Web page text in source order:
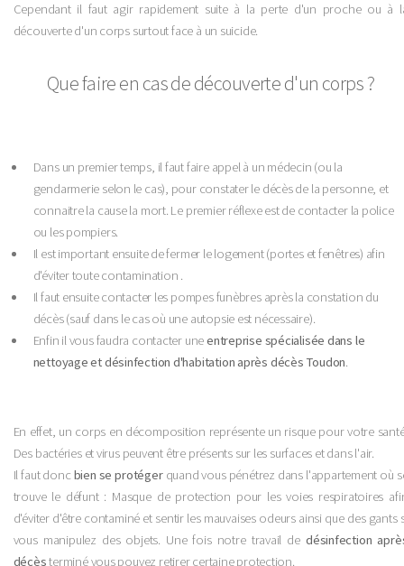
Cependant il faut agir rapidement suite à la perte d'un proche ou à
découverte d'un corps surtout face à un suicide.
Que faire en cas de découverte d'un corps ?
Dans un premier temps, il faut faire appel à un médecin (ou la
gendarmerie selon le cas), pour constater le décès de la personne, et
connaitre la cause la mort. Le premier réflexe est de contacter la police
ou les pompiers.
Il est important ensuite de fermer le logement (portes et fenêtres) afin
d'éviter toute contamination .
Il faut ensuite contacter les pompes funèbres après la constation du
décès (sauf dans le cas où une autopsie est nécessaire).
Enfin il vous faudra contacter uneentreprise spécialisée dans le
nettoyage et désinfection d'habitation après décès Toudon.
En effet, un corps en décomposition représente un risque pour votre
Des bactéries et virus peuvent être présents sur les surfaces et dans l'air.
Il faut doncbien se protégerquand vous pénétrez dans l'appartement où
trouve le défunt : Masque de protection pour les voies respiratoires
d'éviter d'être contaminé et sentir les mauvaises odeurs ainsi que des gants
vous manipulez des objets. Une fois notre travail de désinfection
décèsterminé vous pouvez retirer certaine protection.